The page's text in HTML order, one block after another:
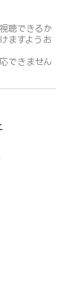
聴できるか
ますようお
できません